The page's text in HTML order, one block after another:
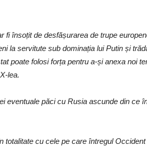
însoțit de desfășurarea de trupe
la servitute sub dominația lui Putin și
poate folosi forța pentru a-și anexa noi
lea.
eventuale păci cu Rusia ascunde din ce
cu cele pe care întregul